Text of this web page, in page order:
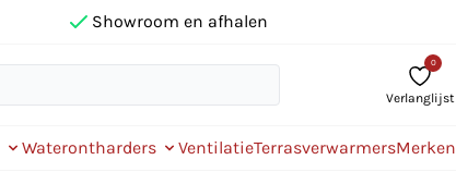
Showroom en afhalen
0
Verlanglijst
Waterontharders VentilatieTerrasverwarmersMerken